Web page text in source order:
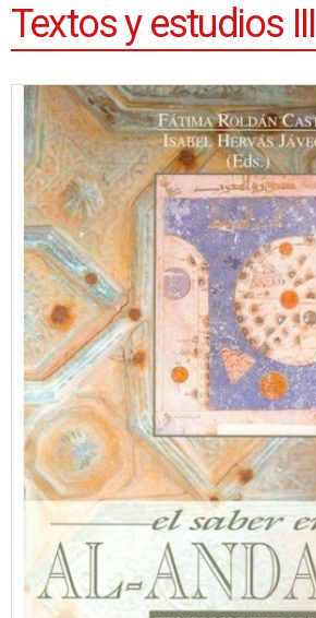
Textos y estudios III